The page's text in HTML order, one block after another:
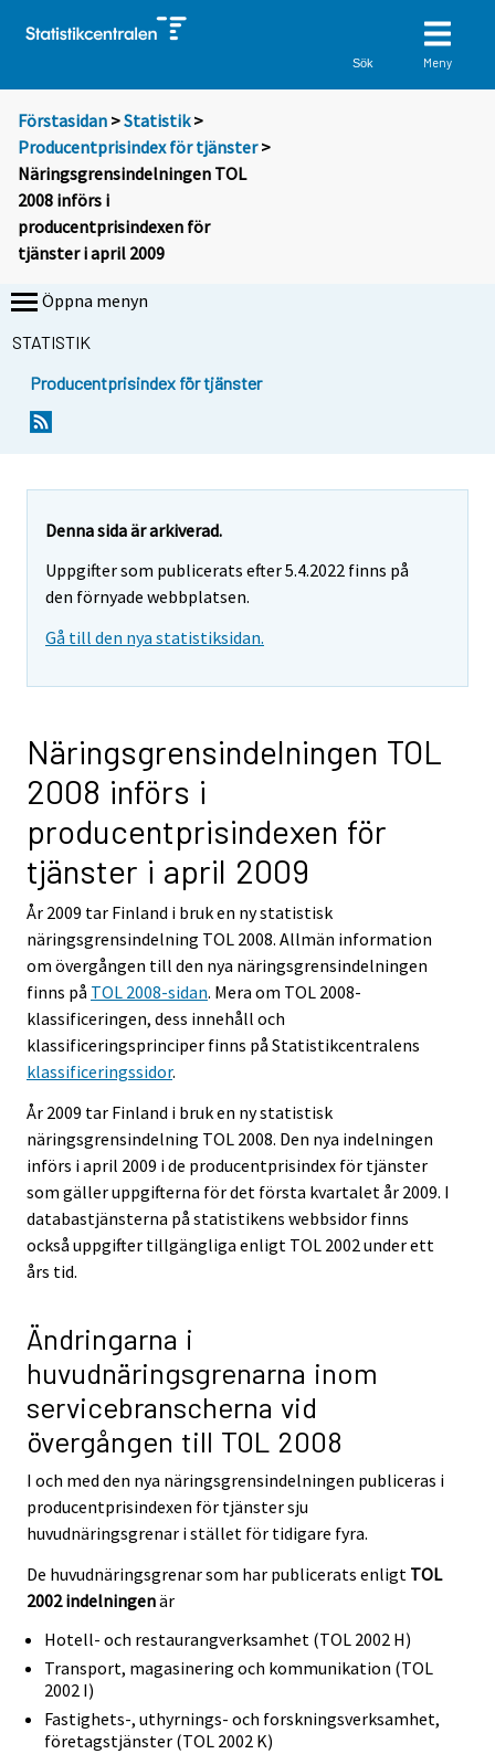
Sök Meny
Förstasidan >Statistik >
Producentprisindex för tjänster>
Näringsgrensindelningen TOL
2008 införs i
producentprisindexen för
tjänster i april 2009
Öppna menyn
STATISTIK
Producentprisindex för tjänster
Denna sida är arkiverad.
Uppgifter som publicerats efter 5.4.2022 finns på
den förnyade webbplatsen.
Gå till den nya statistiksidan.
Näringsgrensindelningen TOL
2008 införs i
producentprisindexen för
tjänster i april 2009
År 2009 tar Finland i bruk en ny statistisk
näringsgrensindelning TOL 2008. Allmän information
om övergången till den nya näringsgrensindelningen
finns på TOL 2008-sidan. Mera om TOL 2008-
klassificeringen, dess innehåll och
klassificeringsprinciper finns på Statistikcentralens
klassificeringssidor.
År 2009 tar Finland i bruk en ny statistisk
näringsgrensindelning TOL 2008. Den nya indelningen
införs i april 2009 i de producentprisindex för tjänster
som gäller uppgifterna för det första kvartalet år 2009. I
databastjänsterna på statistikens webbsidor finns
också uppgifter tillgängliga enligt TOL 2002 under ett
års tid.
Ändringarna i
huvudnäringsgrenarna inom
servicebranscherna vid
övergången till TOL 2008
I och med den nya näringsgrensindelningen publiceras i
producentprisindexen för tjänster sju
huvudnäringsgrenar i stället för tidigare fyra.
De huvudnäringsgrenar som har publicerats enligt TOL
2002 indelningenär
Hotell- och restaurangverksamhet (TOL 2002 H)
Transport, magasinering och kommunikation (TOL
2002 I)
Fastighets-, uthyrnings- och forskningsverksamhet,
företagstjänster (TOL 2002 K)